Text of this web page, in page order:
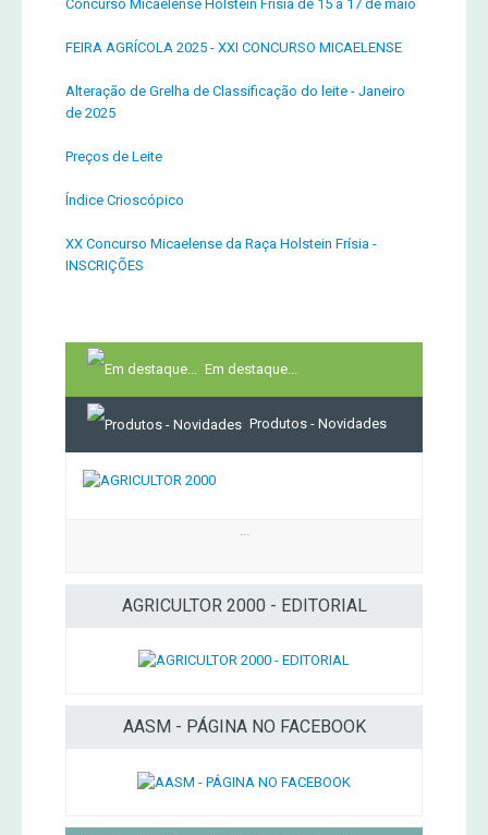
Concurso Micaelense Holstein Frísia de 15 a 17 de maio
FEIRA AGRÍCOLA 2025 - XXI CONCURSO MICAELENSE
Alteração de Grelha de Classificação do leite - Janeiro
de 2025
Preços de Leite
Índice Crioscópico
XX Concurso Micaelense da Raça Holstein Frísia -
INSCRIÇÕES
Em destaque...
Produtos - Novidades
AGRICULTOR 2000 - EDITORIAL
AASM - PÁGINA NO FACEBOOK